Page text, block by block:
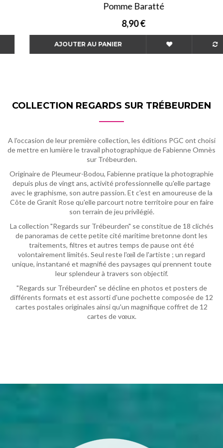
Pomme Baratté
8,90 €
AJOUTER AU PANIER
COLLECTION REGARDS SUR TRÉBEURDEN
A l'occasion de leur première collection, les éditions PGC ont choisi
de mettre en lumière le travail photographique de Fabienne Omnès
sur Trébeurden.
Originaire de Pleumeur-Bodou, Fabienne pratique la photographie
depuis plus de vingt ans, activité professionnelle qu'elle partage
avec le graphisme, son autre passion. Et c'est en amoureuse de la
Côte de Granit Rose qu'elle parcourt notre territoire pour en faire
son terrain de jeu privilégié.
La collection "Regards sur Trébeurden" se constitue de 18 clichés
de panoramas de cette petite cité maritime bretonne dont les
traitements, filtres et autres temps de pause ont été
volontairement limités. Seul reste l'œil de l'artiste ; un regard
unique, instantané et magnifié des paysages qui prennent toute
leur splendeur à travers son objectif.
"Regards sur Trébeurden" se décline en photos et posters de
différents formats et est assorti d'une pochette composée de 12
cartes postales originales ainsi qu'un magnifique coffret de 12
cartes de vœux.